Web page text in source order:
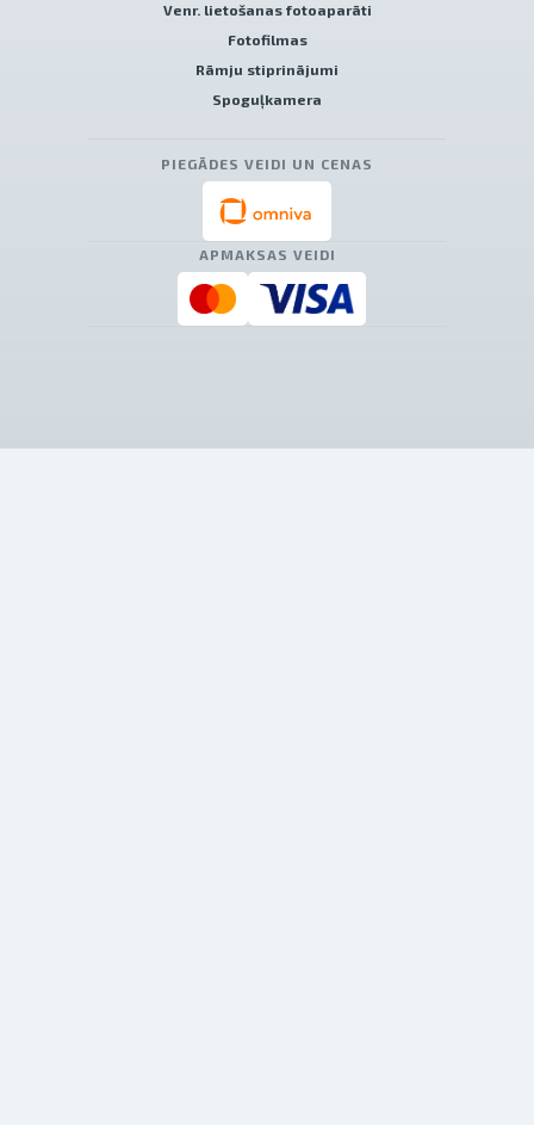
Venr. lietošanas fotoaparāti
Fotofilmas
Rāmju stiprinājumi
Spoguļkamera
PIEGĀDES VEIDI UN CENAS
APMAKSAS VEIDI